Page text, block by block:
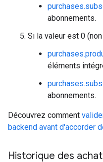
abonnements.
Si la valeur est 0
éléments
abonnements.
Découvrez comment
backend avant d'accorder
Historique des